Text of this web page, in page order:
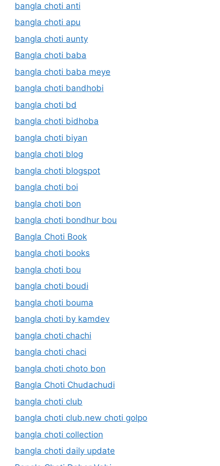
bangla choti anti
bangla choti apu
bangla choti aunty
Bangla choti baba
bangla choti baba meye
bangla choti bandhobi
bangla choti bd
bangla choti bidhoba
bangla choti biyan
bangla choti blog
bangla choti blogspot
bangla choti boi
bangla choti bon
bangla choti bondhur bou
Bangla Choti Book
bangla choti books
bangla choti bou
bangla choti boudi
bangla choti bouma
bangla choti by kamdev
bangla choti chachi
bangla choti chaci
bangla choti choto bon
Bangla Choti Chudachudi
bangla choti club
bangla choti club.new choti golpo
bangla choti collection
bangla choti daily update